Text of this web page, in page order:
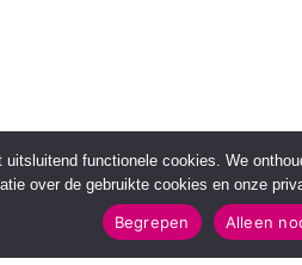
functionele cookies. We
over de gebruikte cookies en onze
Begrepen Alleen